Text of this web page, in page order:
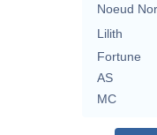
Noeud
Lilith
Fortune
AS
MC